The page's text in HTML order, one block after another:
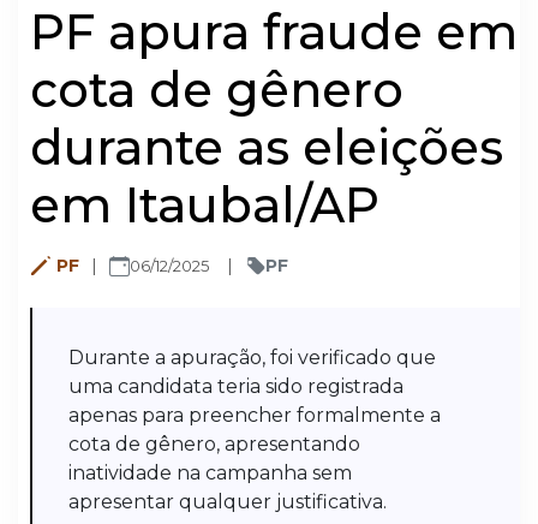
PF apura fraude em
cota de gênero
durante as eleições
em Itaubal/AP
PF 06/12/2025 PF
Durante a apuração, foi verificado que
uma candidata teria sido registrada
apenas para preencher formalmente a
cota de gênero, apresentando
inatividade na campanha sem
apresentar qualquer justificativa.